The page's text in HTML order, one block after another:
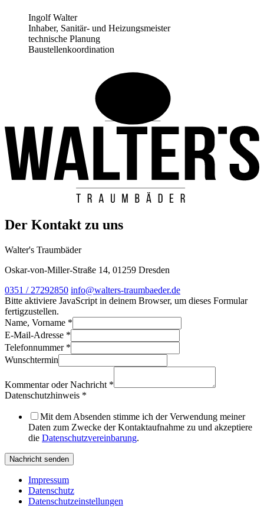
Ingolf Walter
Inhaber, Sanitär- und Heizungsmeister
technische Planung
Baustellenkoordination
Der Kontakt zu uns
Walter's Traumbäder
Oskar-von-Miller-Straße 14, 01259 Dresden
0351 / 27292850 info@walters-traumbaeder.de
Bitte aktiviere JavaScript in deinem Browser, um dieses Formular
fertigzustellen.
Name, Vorname *
E-Mail-Adresse *
Telefonnummer *
Wunschtermin
Telefonnummer
Wunschtermin
Kommentar oder Nachricht *
Datenschutzhinweis *
Mit dem Absenden stimme ich der Verwendung meiner
Daten zum Zwecke der Kontaktaufnahme zu und akzeptiere
die Datenschutzvereinbarung.
Nachricht senden
Impressum
Datenschutz
Datenschutzeinstellungen